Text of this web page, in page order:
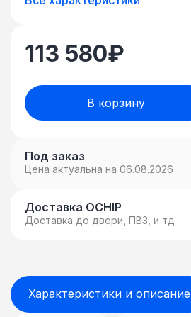
113 580₽
В корзину
Под заказ
Цена актуальна на 06.08.2026
Доставка OCHIP
Доставка до двери, ПВЗ, и тд
Характеристики и описание